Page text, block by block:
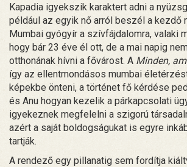
Kapadia igyekszik karaktert adni a
például az egyik nő arról beszél a kezdő
Mumbai gyógyír a szívfájdalomra, valaki
hogy bár 23 éve él ott, de a mai napig
otthonának hívni a fővárost. A Minden,
így az ellentmondásos mumbai
képekbe önteni, a történet fő kérdése
és Anu hogyan kezelik a párkapcsolati
igyekeznek megfelelni a szigorú
azért a saját boldogságukat is egyre
tartják.
A rendező egy pillanatig sem fordítja